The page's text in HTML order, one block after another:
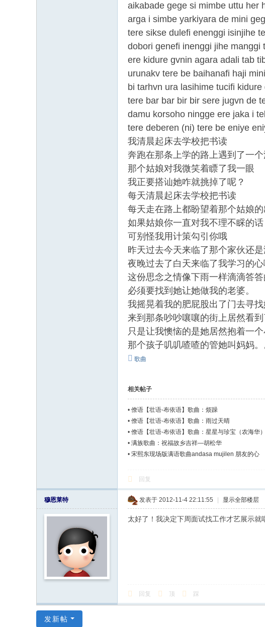
aikabade gege si mimbe uttu her
arga i simbe yarkiyara de mini
tere sikse dulefi enenggi isinjihe
dobori genefi inenggi jihe manggi
ere kidure gvnin agara adali tab
urunakv tere be baihanafi haji
bi tarhvn ura lasihime tucifi
tere bar bar bir bir sere jugvn de
damu korsoho ningge ere jaka i
tere deberen (ni) tere be eniye
我清晨起床去学校把书读
奔跑在那条上学的路上遇到了一
那个姑娘对我微笑着瞟了我一眼
我正要搭讪她咋就挑掉了呢？
每天清晨起床去学校把书读
每天走在路上都盼望着那个姑娘
如果姑娘你一直对我不理不睬的话
可别怪我用计策勾引你哦
昨天过去今天来临了那个家伙还
夜晚过去了白天来临了我学习的
这份思念之情像下雨一样滴滴答
必须要找到她让她做我的老婆。
我摇晃着我的肥屁股出了门去寻
来到那条吵吵嚷嚷的街上居然看
只是让我懊恼的是她居然抱着一
那个孩子叽叽喳喳的管她叫妈妈。
歌曲
相关帖子
• 僚语【壮语-布依语】歌曲：烦躁
• 僚语【壮语-布依语】歌曲：雨过天晴
• 僚语【壮语-布依语】歌曲：星星与珍宝（农海华）
• 满族歌曲：祝福故乡吉祥—胡松华
• 宋熙东现场版满语歌曲andasa mujilen 朋友的心
回复
穆恩莱特 发表于 2012-11-4 22:11:55 显示全部楼层
太好了！我决定下周面试找工作才艺展示
回复 顶 踩
发新帖